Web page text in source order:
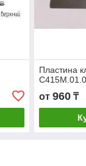
Пластина
от 960₸